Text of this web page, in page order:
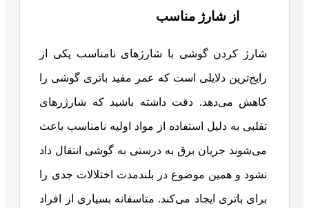
از شارژ مناسب
شارژ کردن گوشی با شارژهای نامناسب یکی از
رایج‌ترین دلایلی است که عمر مفید باتری گوشی را
کاهش می‌دهد. دقت داشته باشید که شارژرهای
تقلبی به دلیل استفاده از مواد اولیه نامناسب باعث
می‌شوند جریان برق به درستی به گوشی انتقال داد
نشود و همین موضوع در بلندمدت اختلالات جدی را
برای باتری ایجاد می‌کند. متاسفانه بسیاری از افراد